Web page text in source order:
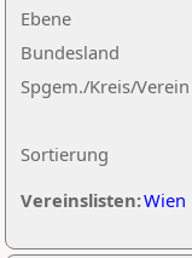
Ebene
Sortierung
Bundesland
Spgem./Kreis/Verein
Vereinslisten:Wien